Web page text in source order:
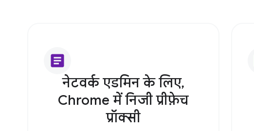
article
नेटवर्क एडमिन के लिए,
Chrome में निजी प्रीफ़ेच
प्रॉक्सी